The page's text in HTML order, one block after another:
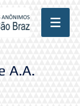
A.A.